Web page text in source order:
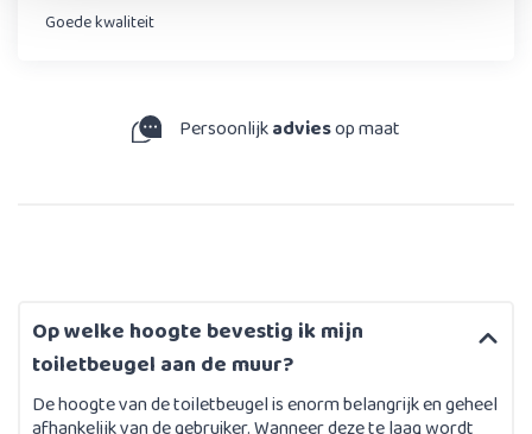
Goede kwaliteit
Persoonlijkadviesop maat
Op welke hoogte bevestig ik mijn
toiletbeugel aan de muur?
De hoogte van de toiletbeugel is enorm belangrijk en geheel